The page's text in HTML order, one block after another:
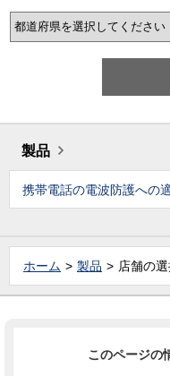
製品
携帯電話の電波防護への
ホーム 製品 店舗の
このページの